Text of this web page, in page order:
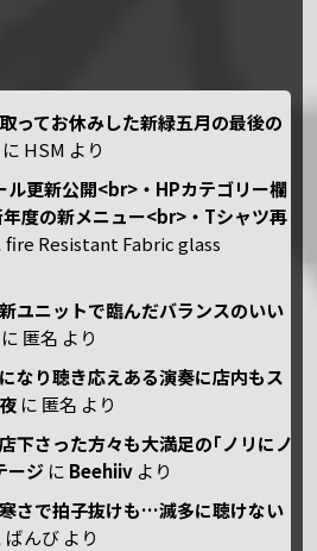
ってお休みした新緑五月の最後の
に HSM より
ル更新公開<br>・HPカテゴリー欄
度の新メニュー<br>・Tシャツ再
fire Resistant Fabric glass
ユニットで臨んだバランスのいい
に 匿名 より
なり聴き応えある演奏に店内もス
に 匿名 より
下さった方々も大満足の｢ノリにノ
ージ に Beehiiv より
さで拍子抜けも…滅多に聴けない
ばんび より